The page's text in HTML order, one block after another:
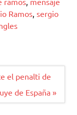
Ramos, sergio
el penalti de
de España »